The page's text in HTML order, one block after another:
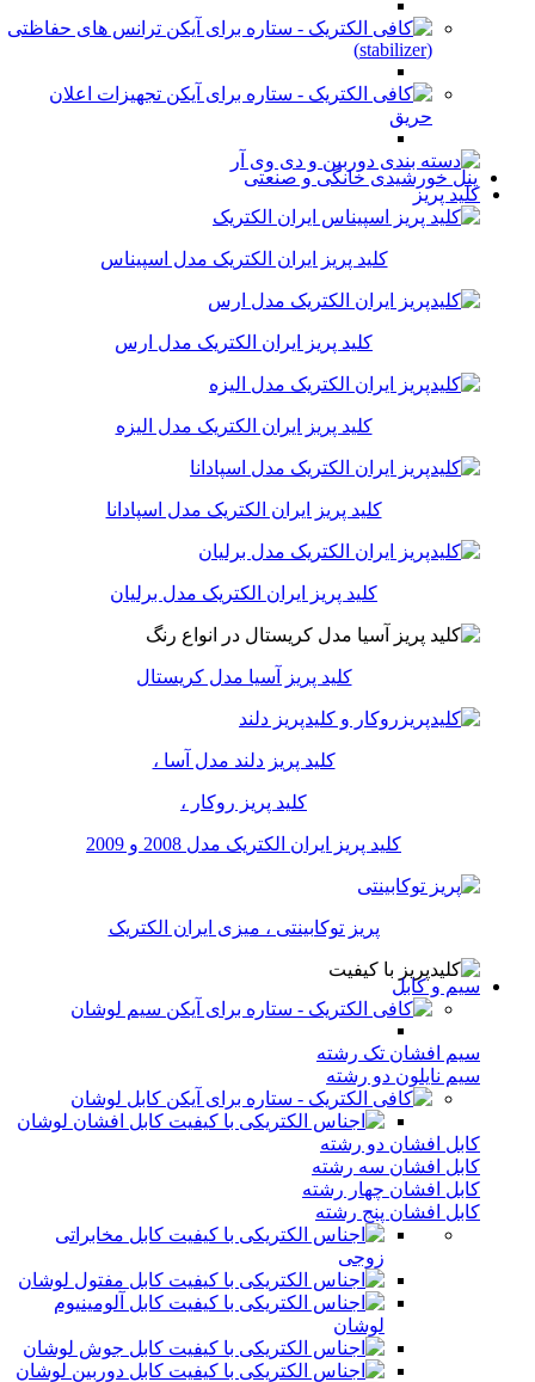
ترانس های حفاظتی
(stabilizer)
تجهیزات اعلان
حریق
پنل خورشیدی خانگی و صنعتی
کلید پریز
کلید پریز ایران الکتریک مدل اسپیناس
کلید پریز ایران الکتریک مدل ارس
کلید پریز ایران الکتریک مدل الیزه
کلید پریز ایران الکتریک مدل اسپادانا
کلید پریز ایران الکتریک مدل برلیان
کلید پریز آسیا مدل کریستال
کلید پریز دلند مدل آسا ،
کلید پریز روکار ،
کلید پریز ایران الکتریک مدل 2008 و 2009
پریز توکابینتی ، میزی ایران الکتریک
سیم و کابل
سیم لوشان
سیم افشان تک رشته
سیم نایلون دو رشته
کابل لوشان
کابل افشان لوشان
کابل افشان دو رشته
کابل افشان سه رشته
کابل افشان چهار رشته
کابل افشان پنج رشته
کابل مخابراتی
زوجی
کابل مفتول لوشان
کابل آلومینیوم
لوشان
کابل جوش لوشان
کابل دوربین لوشان